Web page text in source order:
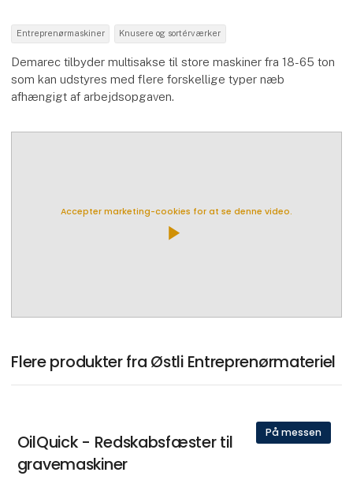
Entreprenørmaskiner Knusere og sortérværker
Demarec tilbyder multisakse til store maskiner fra 18-65 ton
som kan udstyres med flere forskellige typer næb
afhængigt af arbejdsopgaven.
Accepter marketing-cookies for at se denne video.
play_arrow
Flere produkter fra Østli Entreprenørmateriel
På messen
OilQuick - Redskabsfæster til
gravemaskiner